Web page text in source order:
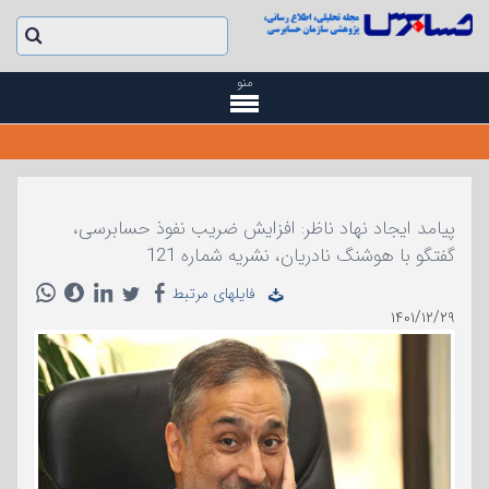
منو
پیامد ایجاد نهاد ناظر: افزایش ضریب نفوذ حسابرسی،
گفتگو با هوشنگ نادریان، نشریه شماره 121
فایلهای مرتبط
۱۴۰۱/۱۲/۲۹